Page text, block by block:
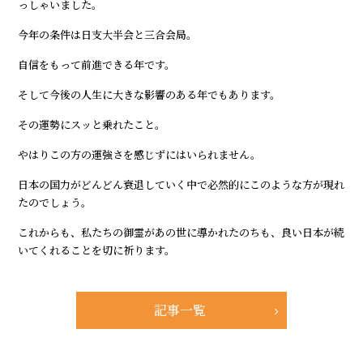
っしゃいました。
今年の条件は日支大半会と三合会局。
自信をもって前進できる年です。
そして今後の人生に大きな影響のある年でもあります。
その運勢にスッと乗れたこと。
やはりこの方の運強さを感じずにはいられません。
日本の国力がどんどん衰退していく中で必然的にこのような方が現れ
たのでしょう。
これからも、私たちの御霊があの世に導かれたのちも、良い日本が続
いてくれることを切に祈ります。
記事一覧